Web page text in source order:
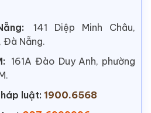
141 Diệp Minh Châu,
Đà Nẵng.
161A Đào Duy Anh, phường
luật: 1900.6568